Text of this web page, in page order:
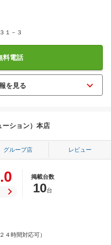
１－３
料電話
ーション）本店
グループ店 レビュー
掲載台数
10台
４時間対応可）